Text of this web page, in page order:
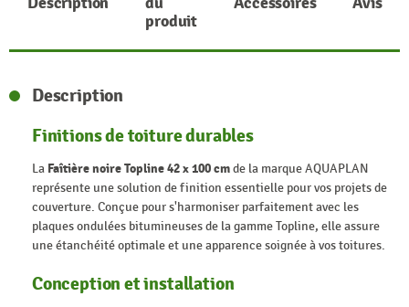
produit
Description
Finitions de toiture durables
La Faîtière noire Topline 42 x 100 cmde la marque AQUAPLAN
représente une solution de finition essentielle pour vos projets de
couverture. Conçue pour s'harmoniser parfaitement avec les
plaques ondulées bitumineuses de la gamme Topline, elle assure
une étanchéité optimale et une apparence soignée à vos toitures.
Conception et installation